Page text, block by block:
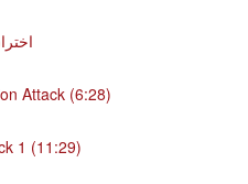
Attack (6:28)
1 (11:29)